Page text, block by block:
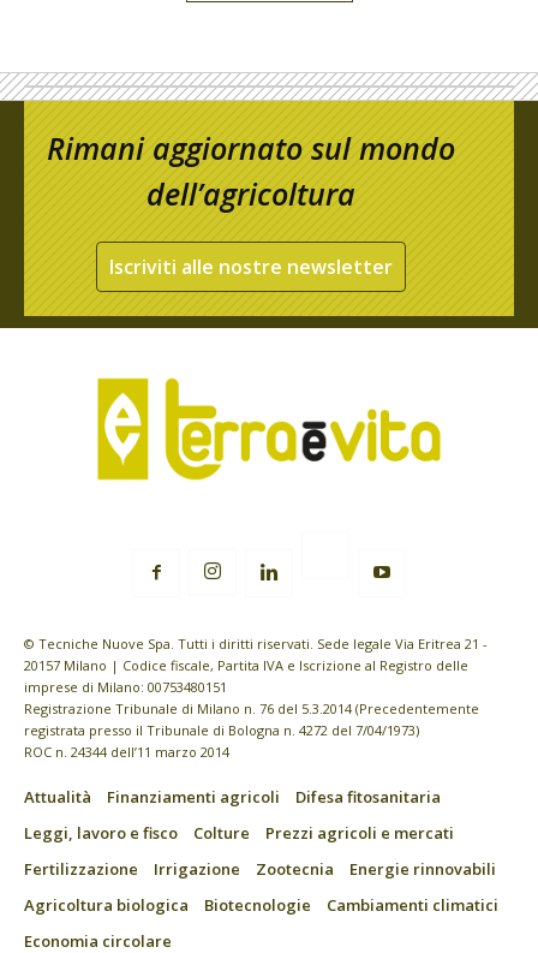
Rimani aggiornato sul mondo
dell’agricoltura
Iscriviti alle nostre newsletter
© Tecniche Nuove Spa. Tutti i diritti riservati. Sede legale Via Eritrea 21 -
20157 Milano | Codice fiscale, Partita IVA e Iscrizione al Registro delle
imprese di Milano: 00753480151
Registrazione Tribunale di Milano n. 76 del 5.3.2014 (Precedentemente
registrata presso il Tribunale di Bologna n. 4272 del 7/04/1973)
ROC n. 24344 dell’11 marzo 2014
Attualità Finanziamenti agricoli
Difesa fitosanitaria
Leggi, lavoro e fisco
Colture
Prezzi agricoli e mercati
Fertilizzazione
Irrigazione Zootecnia
Energie rinnovabili
Agricoltura biologica
Biotecnologie
Cambiamenti climatici
Economia circolare